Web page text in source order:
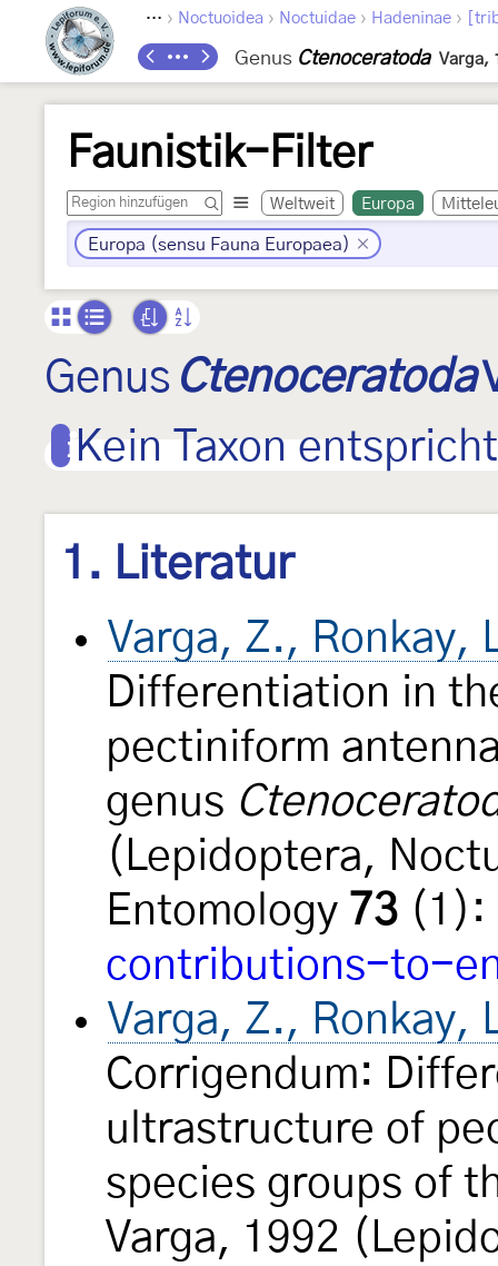
Lepidoptera › Noctuoidea › Noctuidae › Hadeninae ›
Genus Ctenoceratoda Varga,
Faunistik-Filter
Weltweit Europa
Europa (sensu Fauna Europaea)
Genus Ctenoceratoda
Kein Taxon
1. Literatur
Varga, Z., Ronkay,
Differentiation in
pectiniform
genus
(Lepidoptera,
Entomology 73 (1):
contributions-to-
Varga, Z., Ronkay,
Corrigendum:
ultrastructure of
species groups of
Varga, 1992